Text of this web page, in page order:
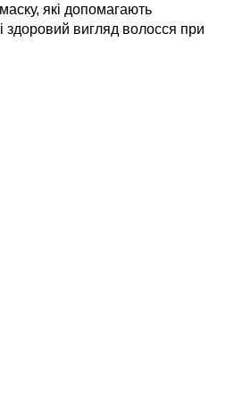
які допомагають
і здоровий вигляд волосся при